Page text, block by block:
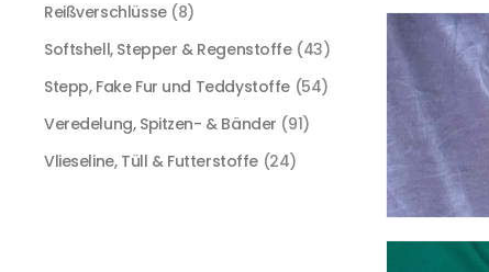
Reißverschlüsse (8)
Softshell, Stepper & Regenstoffe (43)
Stepp, Fake Fur und Teddystoffe (54)
Veredelung, Spitzen- & Bänder (91)
Vlieseline, Tüll & Futterstoffe (24)